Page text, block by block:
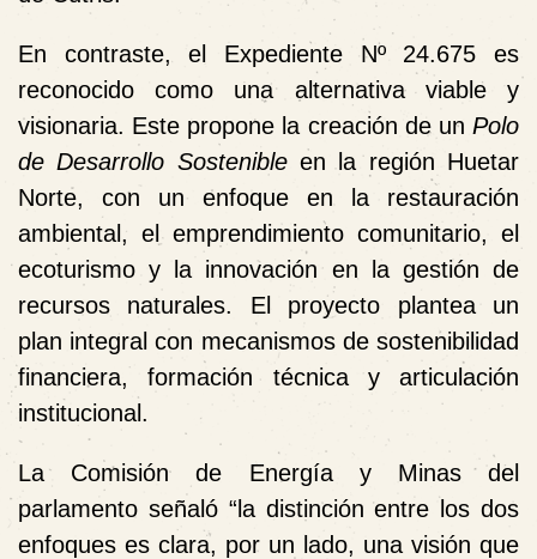
En contraste,el Expediente Nº 24.675 es
reconocido como una alternativa viable y
visionaria. Este propone la creación de un Polo
de Desarrollo Sostenibleen la región Huetar
Norte, con un enfoque en la restauración
ambiental, el emprendimiento comunitario, el
ecoturismo y la innovación en la gestión de
recursos naturales. El proyecto plantea un
plan integral con mecanismos de sostenibilidad
financiera, formación técnica y articulación
institucional.
La Comisión de Energía y Minas del
parlamento señaló “la distinción entre los dos
enfoques es clara, por un lado, una visión que